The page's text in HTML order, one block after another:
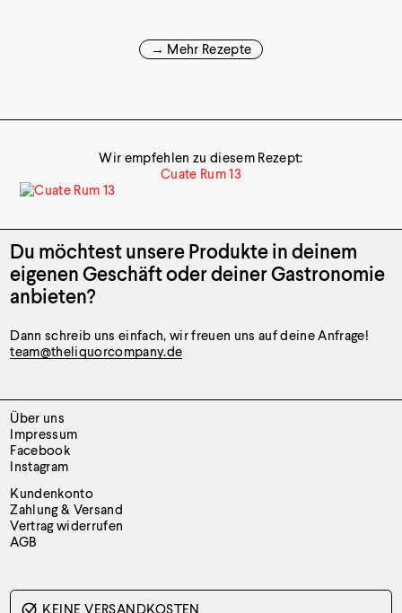
→ Mehr Rezepte
Wir empfehlen zu diesem Rezept:
Cuate Rum 13
Du möchtest unsere Produktein deinem
eigenen Geschäft oderdeiner Gastronomie
anbieten?
Dann schreib uns einfach, wir freuen uns auf deine Anfrage!
team@theliquorcompany.de
Über uns
Impressum
Facebook
Instagram
Kundenkonto
Zahlung & Versand
Vertrag widerrufen
AGB
KEINE VERSANDKOSTEN